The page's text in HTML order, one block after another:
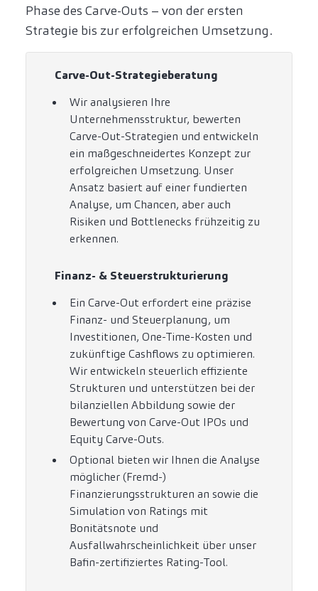
Phase des Carve-Outs – von der ersten
Strategie bis zur erfolgreichen Umsetzung.
Carve-Out-Strategieberatung
Wir analysieren Ihre
Unternehmensstruktur, bewerten
Carve-Out-Strategien und entwickeln
ein maßgeschneidertes Konzept zur
erfolgreichen Umsetzung. Unser
Ansatz basiert auf einer fundierten
Analyse, um Chancen, aber auch
Risiken und Bottlenecks frühzeitig zu
erkennen.
Finanz- & Steuerstrukturierung
Ein Carve-Out erfordert eine präzise
Finanz- und Steuerplanung, um
Investitionen, One-Time-Kosten und
zukünftige Cashflows zu optimieren.
Wir entwickeln steuerlich effiziente
Strukturen und unterstützen bei der
bilanziellen Abbildung sowie der
Bewertung von Carve-Out IPOs und
Equity Carve-Outs.
Optional bieten wir Ihnen die Analyse
möglicher (Fremd-)
Finanzierungsstrukturen an sowie die
Simulation von Ratings mit
Bonitätsnote und
Ausfallwahrscheinlichkeit über unser
Bafin-zertifiziertes Rating-Tool.